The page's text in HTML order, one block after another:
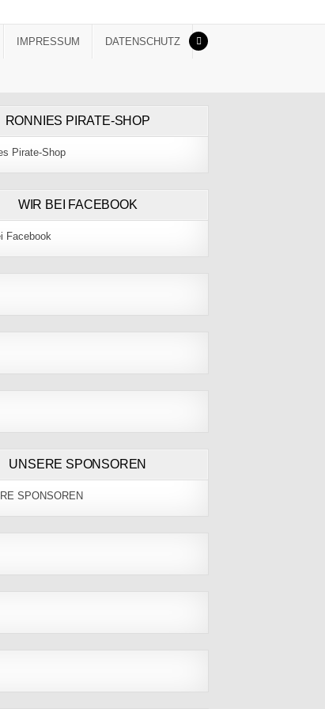
IMPRESSUM DATENSCHUTZ
RONNIES PIRATE-SHOP
WIR BEI FACEBOOK
UNSERE SPONSOREN